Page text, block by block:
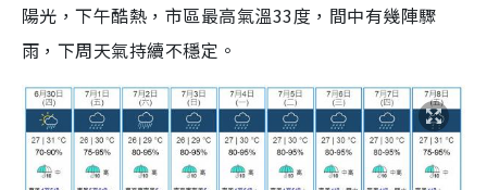
陽光，下午酷熱，市區最高氣溫33度，間中有幾陣驟
雨，下周天氣持續不穩定。